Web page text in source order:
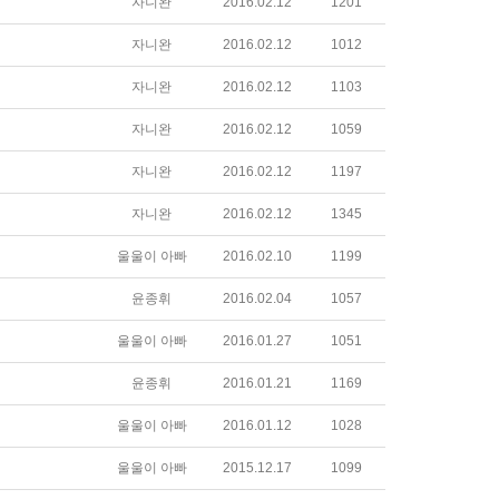
자니완 2016.02.12 1012
자니완 2016.02.12 1103
자니완 2016.02.12 1059
자니완 2016.02.12 1197
자니완 2016.02.12 1345
울울이 아빠 2016.02.10 1199
윤종휘 2016.02.04 1057
울울이 아빠 2016.01.27 1051
윤종휘 2016.01.21 1169
울울이 아빠 2016.01.12 1028
울울이 아빠 2015.12.17 1099